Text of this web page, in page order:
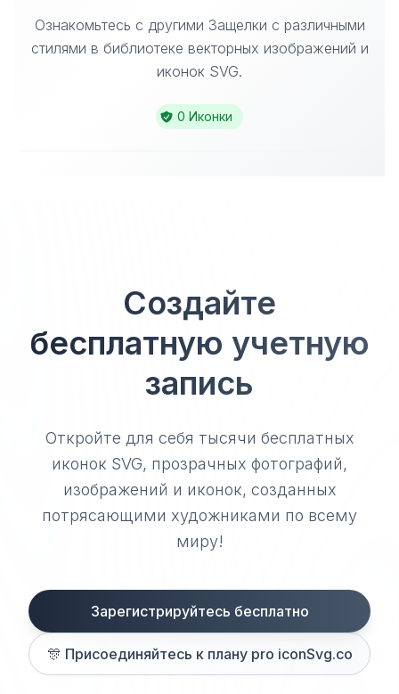
Ознакомьтесь с другими Защелки с различными
стилями в библиотеке векторных изображений и
иконок SVG.
0 Иконки
Создайте
бесплатную учетную
запись
Откройте для себя тысячи бесплатных
иконок SVG, прозрачных фотографий,
изображений и иконок, созданных
потрясающими художниками по всему
миру!
Зарегистрируйтесь бесплатно
🎊 Присоединяйтесь к плану pro iconSvg.co